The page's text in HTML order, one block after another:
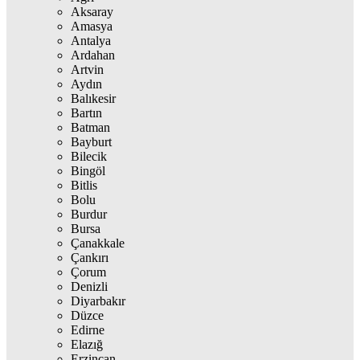
Aksaray
Amasya
Antalya
Ardahan
Artvin
Aydın
Balıkesir
Bartın
Batman
Bayburt
Bilecik
Bingöl
Bitlis
Bolu
Burdur
Bursa
Çanakkale
Çankırı
Çorum
Denizli
Diyarbakır
Düzce
Edirne
Elazığ